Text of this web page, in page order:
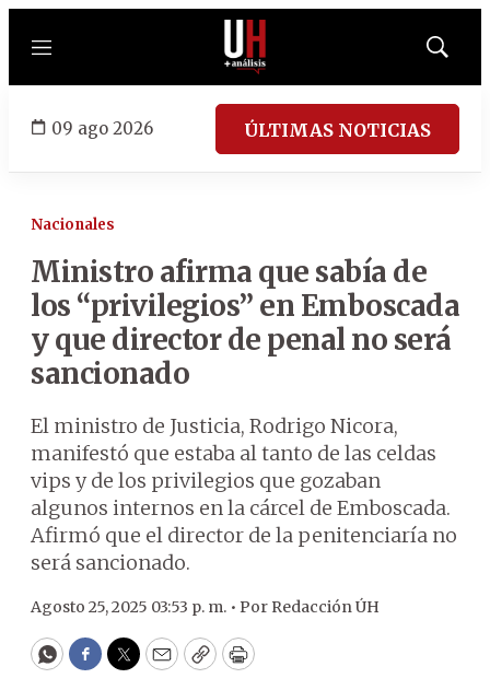
Menú
Mostrar
09 ago 2026 ÚLTIMAS NOTICIAS
Nacionales
Ministro afirma que sabía de
los “privilegios” en Emboscada
y que director de penal no será
sancionado
El ministro de Justicia, Rodrigo Nicora,
manifestó que estaba al tanto de las celdas
vips y de los privilegios que gozaban
algunos internos en la cárcel de Emboscada.
Afirmó que el director de la penitenciaría no
será sancionado.
Agosto 25, 2025 03:53 p. m. • Por Redacción ÚH
WhatsApp
Facebook
Twitter
EmailCopyPrint